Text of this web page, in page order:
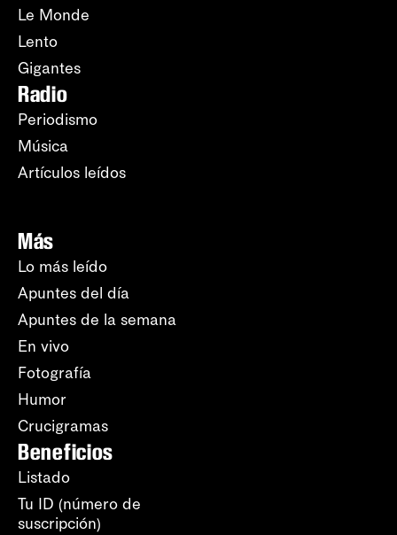
Le Monde
Lento
Gigantes
Radio
Periodismo
Música
Artículos leídos
Más
Lo más leído
Apuntes del día
Apuntes de la semana
En vivo
Fotografía
Humor
Crucigramas
Beneficios
Listado
Tu ID (número de
suscripción)